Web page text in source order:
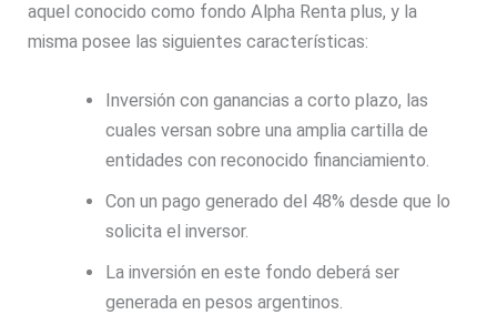
aquel conocido como fondo Alpha Renta plus, y la
misma posee las siguientes características:
Inversión con ganancias a corto plazo, las
cuales versan sobre una amplia cartilla de
entidades con reconocido financiamiento.
Con un pago generado del 48% desde que lo
solicita el inversor.
La inversión en este fondo deberá ser
generada en pesos argentinos.